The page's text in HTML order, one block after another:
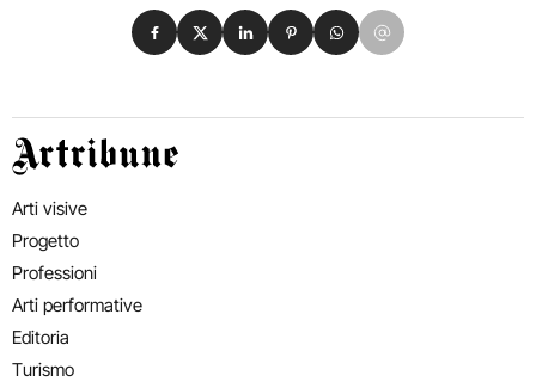
Condividi su Facebook
Condividi su X
Condividi su LinkedIn
Condividi su Pinterest
Condividi su WhatsApp
Condividi su Email
Artribune
Arti visive
Progetto
Professioni
Arti performative
Editoria
Turismo